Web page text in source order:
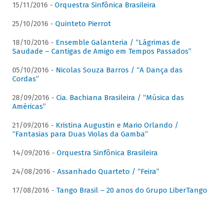
15/11/2016 - Orquestra Sinfônica Brasileira
25/10/2016 - Quinteto Pierrot
18/10/2016 - Ensemble Galanteria / “Lágrimas de
Saudade – Cantigas de Amigo em Tempos Passados”
05/10/2016 - Nicolas Souza Barros / “A Dança das
Cordas”
28/09/2016 - Cia. Bachiana Brasileira / “Música das
Américas”
21/09/2016 - Kristina Augustin e Mario Orlando /
“Fantasias para Duas Violas da Gamba”
14/09/2016 - Orquestra Sinfônica Brasileira
24/08/2016 - Assanhado Quarteto / “Feira”
17/08/2016 - Tango Brasil – 20 anos do Grupo LiberTango